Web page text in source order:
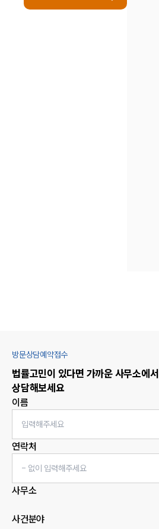
방문상담예약접수
법률고민이 있다면 가까운 사무소에서
상담해보세요
이름
연락처
사무소
사건분야